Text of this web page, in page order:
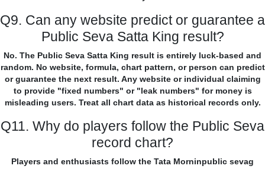
Q9. Can any website predict or guarantee a
Public Seva Satta King result?
No. The Public Seva Satta King result is entirely luck-based and
random. No website, formula, chart pattern, or person can predict
or guarantee the next result. Any website or individual claiming
to provide "fixed numbers" or "leak numbers" for money is
misleading users. Treat all chart data as historical records only.
Q11. Why do players follow the Public Seva
record chart?
Players and enthusiasts follow the Tata Morninpublic sevag